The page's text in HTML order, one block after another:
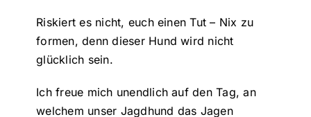
Riskiert es nicht, euch einen Tut – Nix zu
formen, denn dieser Hund wird nicht
glücklich sein.
Ich freue mich unendlich auf den Tag, an
welchem unser Jagdhund das Jagen